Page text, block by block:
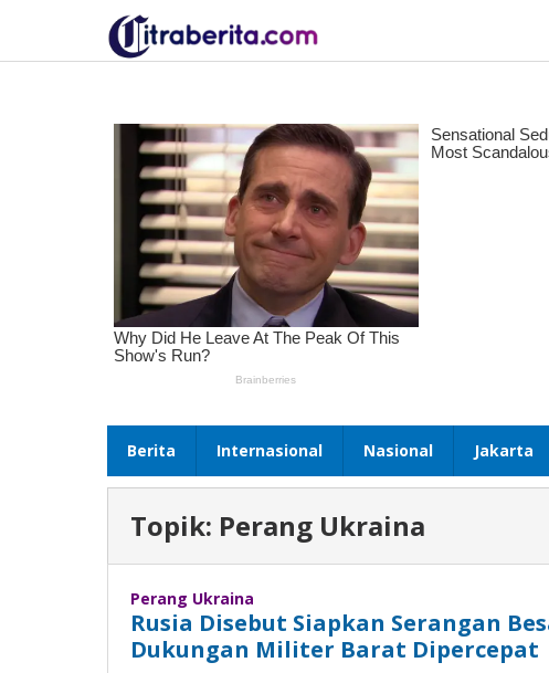
konten
Berita Internasional Nasional Jakarta
Topik: Perang Ukraina
Perang Ukraina
Rusia Disebut Siapkan Serangan
Dukungan Militer Barat Dipercepat